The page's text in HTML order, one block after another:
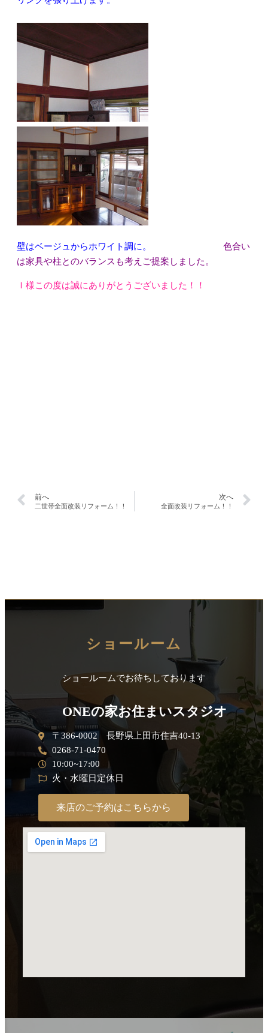
壁はベージュからホワイト調に。
色合い
は家具や柱とのバランスも考えご提案しました。
Ｉ様この度は誠にありがとうございました！！
前へ
二世帯全面改装リフォーム！！
次へ
全面改装リフォーム！！
ショールーム
ショールームでお待ちしております
ONEの家お住まいスタジオ
〒386-0002 長野県上田市住吉40-13
0268-71-0470
10:00~17:00
火・水曜日定休日
来店のご予約はこちらから